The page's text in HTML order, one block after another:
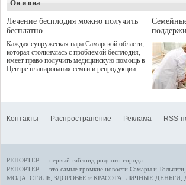
Он и она
Лечение бесплодия можно получить
бесплатно
Каждая супружеская пара Самарской области,
которая столкнулась с проблемой бесплодия,
имеет право получить медицинскую помощь в
Центре планирования семьи и репродукции.
Контакты Распространение Реклама RSS-
РЕПОРТЕР — первый таблоид родного города.
РЕПОРТЕР — это самые громкие новости Самары и Тольятти,
МОДА, СТИЛЬ ЗДОРОВЬЕ и КРАСОТА ЛИЧНЫЕ ДЕНЬГИ